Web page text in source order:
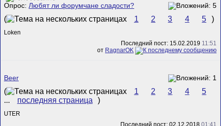
Опрос: Любят ли форумчане сладости?
( 1 2 3 4 5 )
Loken
Последний пост: 15.02.2019 11:51
от RagnarOK
Beer
( 1 2 3 4
5
...
последняя страница )
UTER
Последний пост: 02.12.2018 01:41